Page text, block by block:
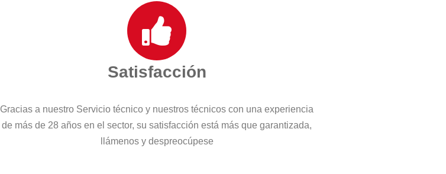
Satisfacción
Gracias a nuestro Servicio técnico y nuestros técnicos con una experiencia
de más de 28 años en el sector, su satisfacción está más que garantizada,
llámenos y despreocúpese